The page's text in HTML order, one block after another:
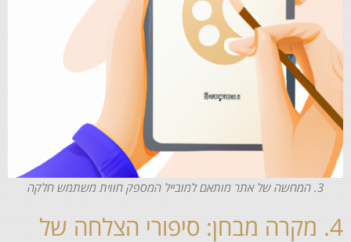
3. המחשה של אתר מותאם למובייל המספק חווית משתמש חלקה
4. מקרה מבחן: סיפורי הצלחה של